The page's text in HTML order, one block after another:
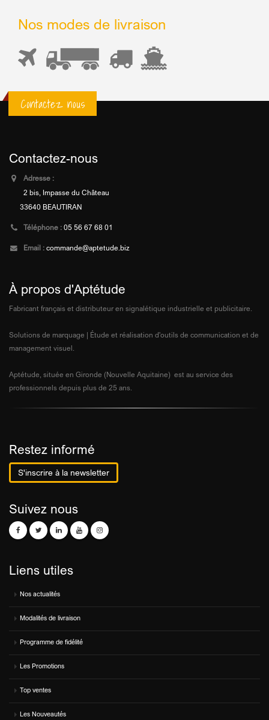
Nos modes de livraison
Contactez nous
Contactez-nous
Adresse :
2 bis, Impasse du Château
33640 BEAUTIRAN
Téléphone : 05 56 67 68 01
Email : commande@aptetude.biz
À propos d'Aptétude
Fabricant français et distributeur en signalétique industrielle et publicitaire.
Solutions de marquage | Étude et réalisation d'outils de communication et de
management visuel.
Aptétude, située en Gironde (Nouvelle Aquitaine) est au service des
professionnels depuis plus de 25 ans.
Restez informé
S'inscrire à la newsletter
Suivez nous
Liens utiles
Nos actualités
Modalités de livraison
Programme de fidélité
Les Promotions
Top ventes
Les Nouveautés